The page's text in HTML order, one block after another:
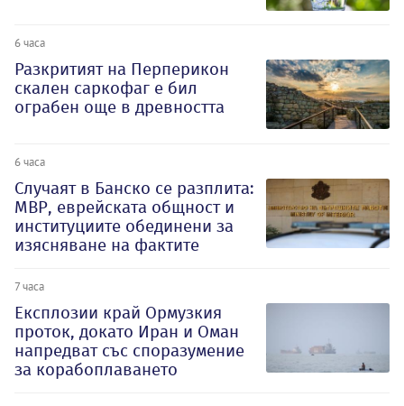
6 часа
Разкритият на Перперикон
скален саркофаг е бил
ограбен още в древността
6 часа
Случаят в Банско се разплита:
МВР, еврейската общност и
институциите обединени за
изясняване на фактите
7 часа
Експлозии край Ормузкия
проток, докато Иран и Оман
напредват със споразумение
за корабоплаването